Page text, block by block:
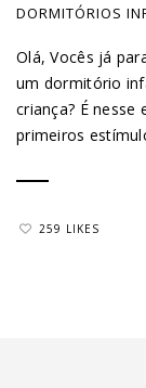
DORMITÓRIOS
Olá, Vocês já
um dormitório
criança? É
primeiros
259 LIKES